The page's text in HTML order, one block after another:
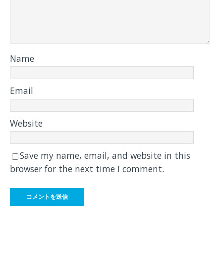
Name
Email
Website
Save my name, email, and website in this
browser for the next time I comment.